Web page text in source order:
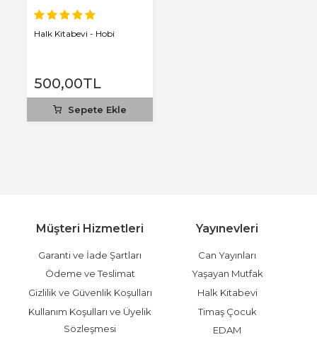
Halk Kitabevi - Hobi
500,00TL
Sepete Ekle
Müşteri Hizmetleri
Garanti ve İade Şartları
Ödeme ve Teslimat
Gizlilik ve Güvenlik Koşulları
Kullanım Koşulları ve Üyelik
Sözleşmesi
Yayınevleri
Can Yayınları
Yaşayan Mutfak
Halk Kitabevi
Timaş Çocuk
EDAM